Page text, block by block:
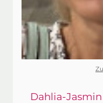
Dahlia-Jasmin